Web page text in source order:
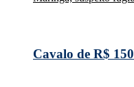
Cavalo de R$